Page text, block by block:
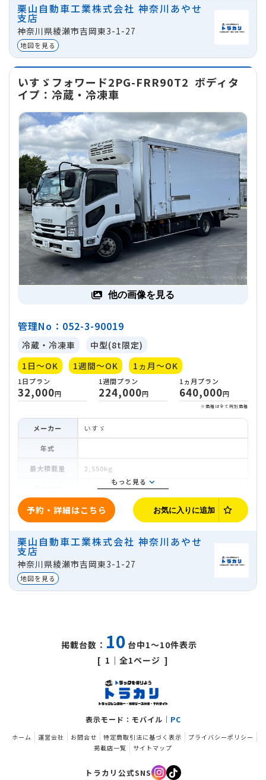
32,000
1ヵ月プ
地域 神奈川県綾瀬市吉岡東3-1-27
貸出区分 法人
栗山自動車工業株式会社 神奈川あやせ
支店
神奈川県綾瀬市吉岡東3-1-27
地図を見る
他の画像を見る
いすゞフォワード2PG-FRR90T2 ボディタ
イプ：冷蔵・冷凍車
予約・詳細はこちら お気に入りに追加
管理No：052-3-90019
冷蔵・冷凍車
中型(8t限定)
1日～OK
1週間～OK 1ヵ月～OK
メーカー いすゞ
年式
最大積載量 2,550kg
車両寸法
地域 神奈川県綾瀬市吉岡東3-1-27
貸出区分 法人
もっと見る
栗山自動車工業株式会社 神奈川あやせ
支店
神奈川県綾瀬市吉岡東3-1-27
地図を見る
掲載台数： 10 台中1～10件表示
1 ｜全1ページ
表示モード：モバイル｜ PC
ホーム 運営会社 お問合せ 特定商取引法に基づく表示
プライバシーポリシー
掲載店一覧
サイトマップ
トラカリ公式SNS